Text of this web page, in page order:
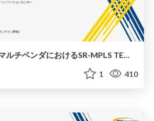
1 410